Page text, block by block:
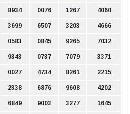
8934 0076 1267 4060
3699 6507 3203 4666
0583 0845 9265 7032
9343 0737 7079 3371
0027 4734 8261 2215
2338 6876 9608 4202
6849 9003 3277 1645